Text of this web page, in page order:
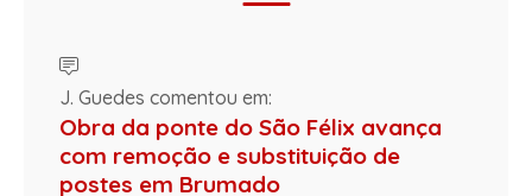
J. Guedes comentou em:
Obra da ponte do São Félix avança
com remoção e substituição de
postes em Brumado